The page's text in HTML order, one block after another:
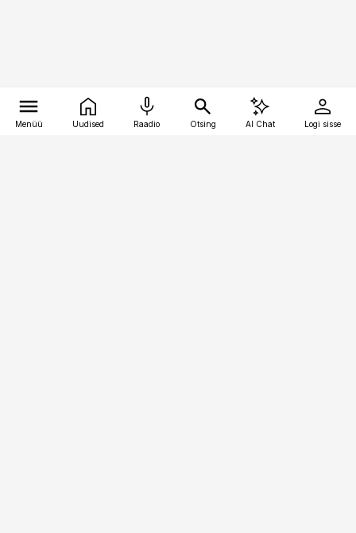
Menüü Uudised Raadio Otsing AI Chat Logi sisse